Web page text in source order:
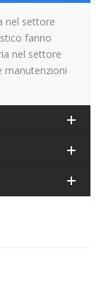
nel settore
fanno
nel settore
manutenzioni